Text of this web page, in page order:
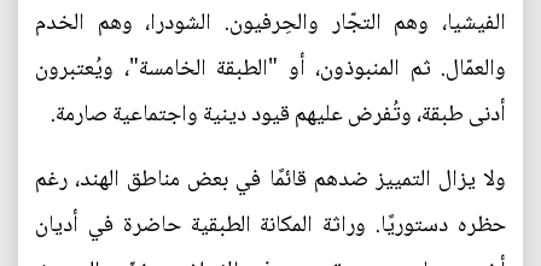
الفيشيا، وهم التجّار والحِرفيون. الشودرا، وهم الخدم
والعمّال. ثم المنبوذون، أو "الطبقة الخامسة"، ويُعتبرون
أدنى طبقة، وتُفرض عليهم قيود دينية واجتماعية صارمة.
ولا يزال التمييز ضدهم قائمًا في بعض مناطق الهند، رغم
حظره دستوريًا. وراثة المكانة الطبقية حاضرة في أديان